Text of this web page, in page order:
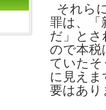
それら
罪は、「
だ」とさ
ので本税
ていた
に見え
要はあり